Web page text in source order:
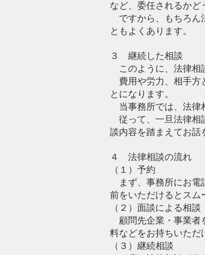
など、委任されるかど
ですから、もちろん
ともよくあります。
３ 継続した相談
このように、法律相
費用や労力、相手方
とになります。
当事務所では、法
従って、一旦法律相
談内容を踏まえてお話
４ 法律相談の流れ
（１）予約
まず、事務所にお電
前をいただけるとスム
（２）面談による相談
顧問先企業・事業者
料などをお持ちいただ
（３）継続相談